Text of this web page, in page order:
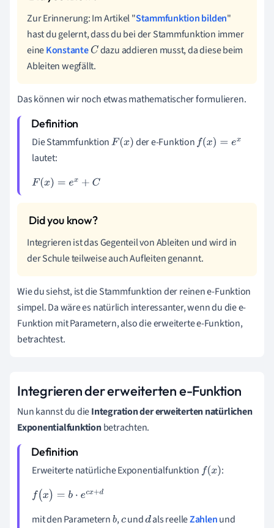
Zur Erinnerung: Im Artikel "Stammfunktion bilden"
hast du gelernt, dass du bei der Stammfunktion immer
eineKonstanteC dazu addieren musst, da diese beim
Ableiten wegfällt.
Das können wir noch etwas mathematischer formulieren.
Die StammfunktionF(x) der e-Funktionf(x)=e x
lautet:
F(x)=e x+C
Integrieren ist das Gegenteil von Ableiten und wird in
der Schule teilweise auch Aufleiten genannt.
Wie du siehst, ist die Stammfunktion der reinen e-Funktion
simpel. Da wäre es natürlich interessanter, wenn du die e-
Funktion mit Parametern, also die erweiterte e-Funktion,
betrachtest.
Integrieren der erweiterten e-Funktion
Nun kannst du dieIntegration der erweiterten natürlichen
Exponentialfunktionbetrachten.
Erweiterte natürliche Exponentialfunktion f(x) :
f(x)=b ·ec x+ d
mit den Parameternb,cunddals reelleZahlenund